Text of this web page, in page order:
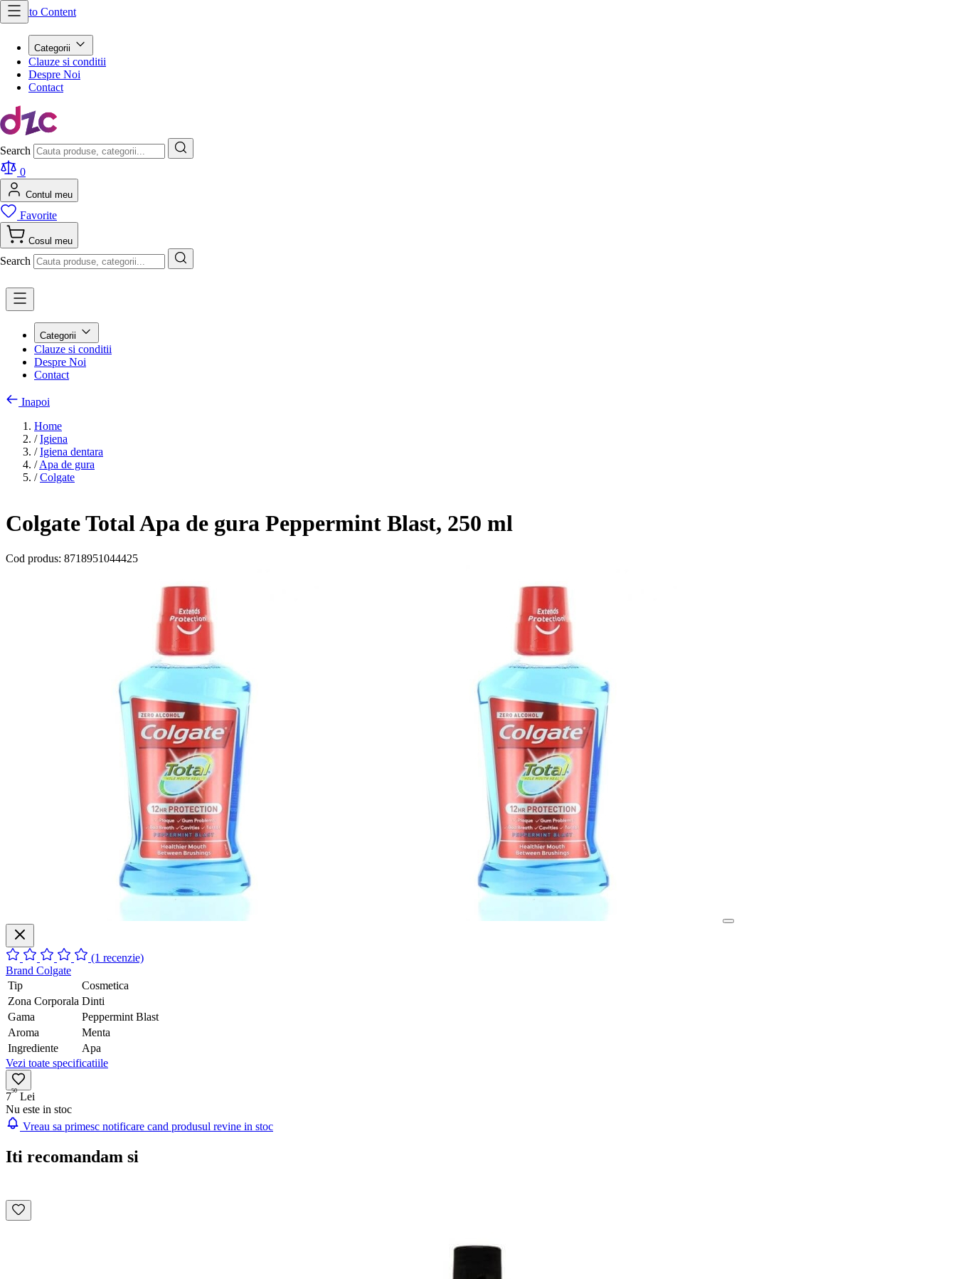
Skip to Content
Categorii
Clauze si conditii
Despre Noi
Contact
Search
0
Contul meu
Favorite
Cosul meu
Search
Categorii
Clauze si conditii
Despre Noi
Contact
Inapoi
Home
/ Igiena
/ Igiena dentara
/ Apa de gura
/ Colgate
Colgate Total Apa de gura Peppermint Blast, 250 ml
Cod produs: 8718951044425
(1 recenzie)
Brand Colgate
Tip
Cosmetica
Zona Corporala Dinti
Gama
Peppermint Blast
Aroma
Menta
Ingrediente
Apa
Vezi toate specificatiile
750 Lei
Nu este in stoc
Vreau sa primesc notificare cand produsul revine in stoc
Iti recomandam si